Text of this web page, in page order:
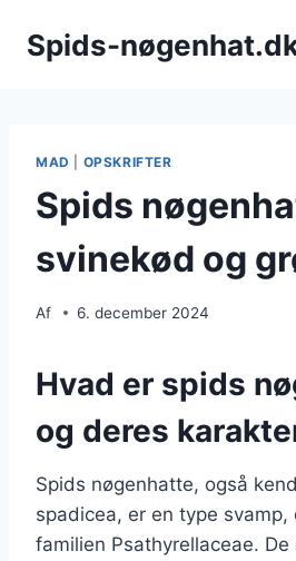
Spids-
MAD OPSKRIFTER
Spids
svinekød og
Af 6. december 2024
Hvad er spids
og deres
Spids nøgenhatte, også
spadicea, er en type svamp,
familien Psathyrellaceae.